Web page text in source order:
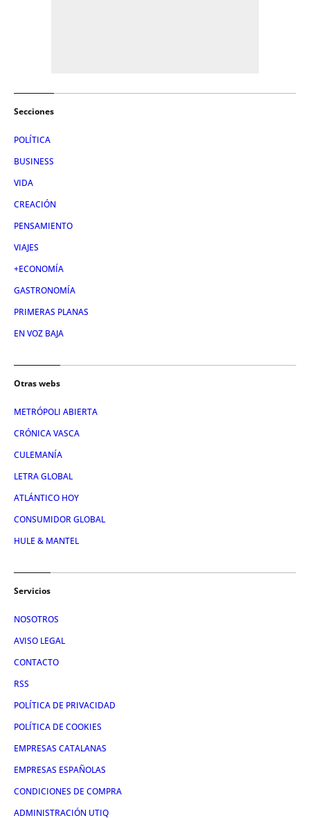
Secciones
POLÍTICA
BUSINESS
VIDA
CREACIÓN
PENSAMIENTO
VIAJES
+ECONOMÍA
GASTRONOMÍA
PRIMERAS PLANAS
EN VOZ BAJA
Otras webs
METRÓPOLI ABIERTA
CRÓNICA VASCA
CULEMANÍA
LETRA GLOBAL
ATLÁNTICO HOY
CONSUMIDOR GLOBAL
HULE & MANTEL
Servicios
NOSOTROS
AVISO LEGAL
CONTACTO
RSS
POLÍTICA DE PRIVACIDAD
POLÍTICA DE COOKIES
EMPRESAS CATALANAS
EMPRESAS ESPAÑOLAS
CONDICIONES DE COMPRA
ADMINISTRACIÓN UTIQ